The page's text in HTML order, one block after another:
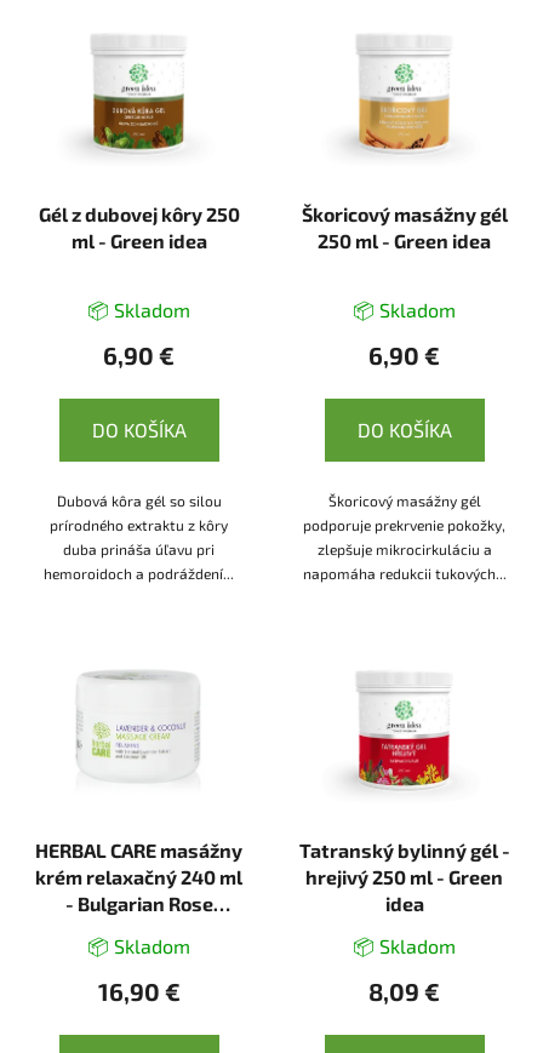
Gél z dubovej kôry 250
ml - Green idea
📦 Skladom
6,90 €
DO KOŠÍKA
Dubová kôra gél so silou
prírodného extraktu z kôry
duba prináša úľavu pri
hemoroidoch a podráždení...
Škoricový masážny gél
250 ml - Green idea
📦 Skladom
6,90 €
DO KOŠÍKA
Škoricový masážny gél
podporuje prekrvenie pokožky,
zlepšuje mikrocirkuláciu a
napomáha redukcii tukových...
HERBAL CARE masážny
krém relaxačný 240 ml
- Bulgarian Rose
📦 Skladom
16,90 €
Tatranský bylinný gél -
hrejivý 250 ml - Green
idea
📦 Skladom
8,09 €